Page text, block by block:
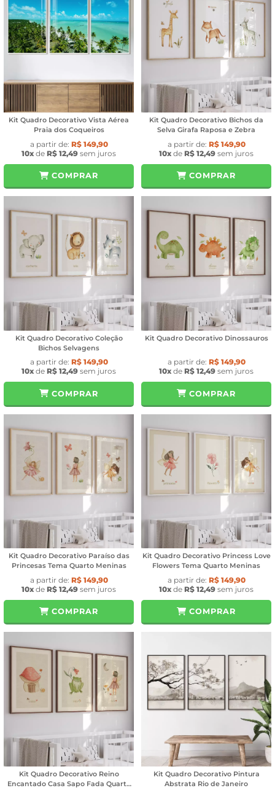
Kit Quadro Decorativo Vista Aérea
Praia dos Coqueiros
a partir de: R$ 149,90
10x de R$ 12,49 sem juros
COMPRAR
Kit Quadro Decorativo Bichos da
Selva Girafa Raposa e Zebra
a partir de: R$ 149,90
10x de R$ 12,49 sem juros
COMPRAR
Kit Quadro Decorativo Coleção
Bichos Selvagens
a partir de: R$ 149,90
10x de R$ 12,49 sem juros
COMPRAR
Kit Quadro Decorativo Dinossauros
a partir de: R$ 149,90
10x de R$ 12,49 sem juros
COMPRAR
Kit Quadro Decorativo Paraíso das
Princesas Tema Quarto Meninas
a partir de: R$ 149,90
10x de R$ 12,49 sem juros
COMPRAR
Kit Quadro Decorativo Princess Love
Flowers Tema Quarto Meninas
a partir de: R$ 149,90
10x de R$ 12,49 sem juros
COMPRAR
Kit Quadro Decorativo Reino
Encantado Casa Sapo Fada Quarto
Kit Quadro Decorativo Pintura
Abstrata Rio de Janeiro